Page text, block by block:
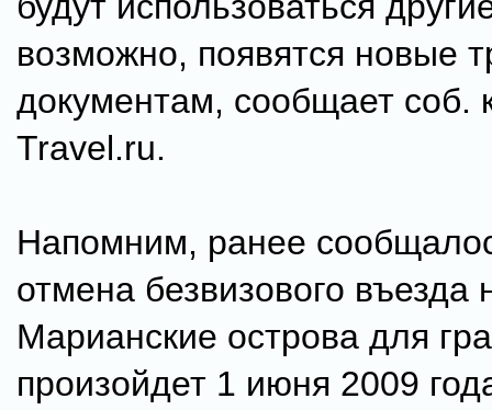
возможно, появятся новые
документам, сообщает соб.
Travel.ru.
Напомним, ранее
отмена безвизового въезда
Марианские острова для
произойдет 1 июня 2009